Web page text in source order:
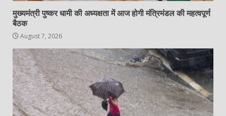
मुख्यमंत्री पुष्कर धामी की अध्यक्षता में आज होगी मंत्रिमंडल की महत्वपूर्ण
बैठक
August 7, 2026